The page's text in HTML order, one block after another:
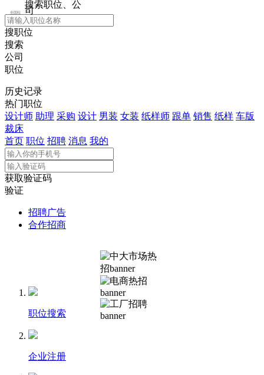
全国站
搜索职位、公
司
搜职位
搜索
公司
职位
历史记录
热门职位
设计师 助理 采购 设计 男装 女装 纸样师 跟单 销售 纸样 车版
裁床
首页 职位 招聘 消息 我的
获取验证码
验证
招聘广告
合作招商
职位搜索
企业注册